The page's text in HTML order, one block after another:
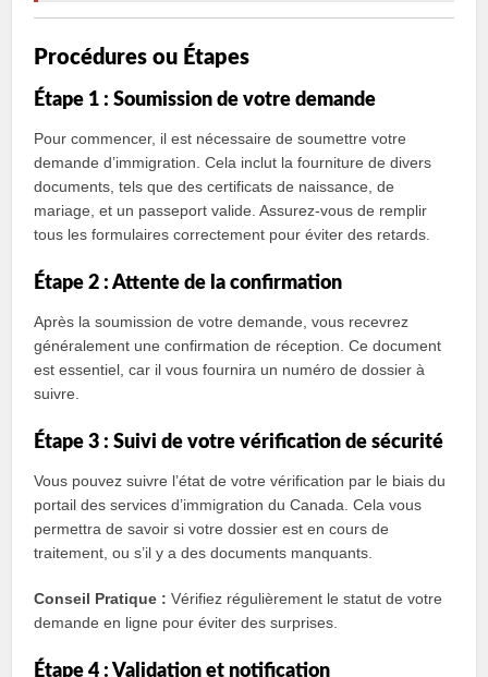
Procédures ou Étapes
Étape 1 : Soumission de votre demande
Pour commencer, il est nécessaire de soumettre votre
demande d’immigration. Cela inclut la fourniture de divers
documents, tels que des certificats de naissance, de
mariage, et un passeport valide. Assurez-vous de remplir
tous les formulaires correctement pour éviter des retards.
Étape 2 : Attente de la confirmation
Après la soumission de votre demande, vous recevrez
généralement une confirmation de réception. Ce document
est essentiel, car il vous fournira un numéro de dossier à
suivre.
Étape 3 : Suivi de votre vérification de sécurité
Vous pouvez suivre l’état de votre vérification par le biais du
portail des services d’immigration du Canada. Cela vous
permettra de savoir si votre dossier est en cours de
traitement, ou s’il y a des documents manquants.
Conseil Pratique : Vérifiez régulièrement le statut de votre
demande en ligne pour éviter des surprises.
Étape 4 : Validation et notification